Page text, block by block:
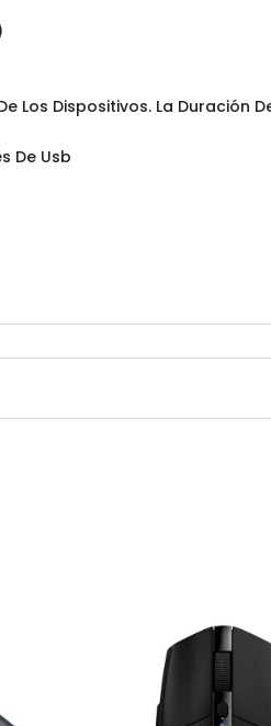
Los Dispositivos. La Duración
De Usb